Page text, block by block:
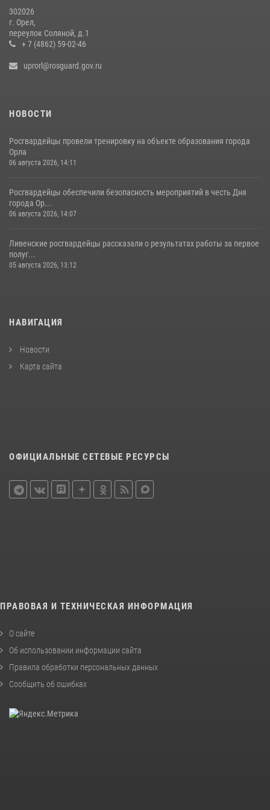
302026
г. Орел,
переулок Соляной, д.1
+ 7 (4862) 59-02-46
uprorl@rosguard.gov.ru
НОВОСТИ
Росгвардейцы провели тренировку на объекте образования города
Орла
06 августа 2026, 14:11
Росгвардейцы обеспечили безопасность мероприятий в честь Дня
города Ор...
06 августа 2026, 14:07
Ливенские росгвардейцы рассказали о результатах работы за первое
полуг...
05 августа 2026, 13:12
НАВИГАЦИЯ
Новости
Карта сайта
ОФИЦИАЛЬНЫЕ СЕТЕВЫЕ РЕСУРСЫ
ПРАВОВАЯ И ТЕХНИЧЕСКАЯ ИНФОРМАЦИЯ
О сайте
Об использовании информации сайта
Правила обработки персональных данных
Сообщить об ошибках